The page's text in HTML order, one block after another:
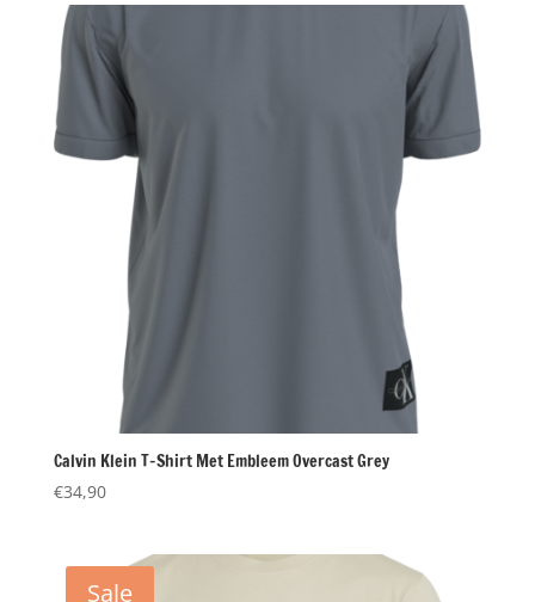
Calvin Klein T-Shirt Met Embleem Overcast Grey
€34,90
Sale